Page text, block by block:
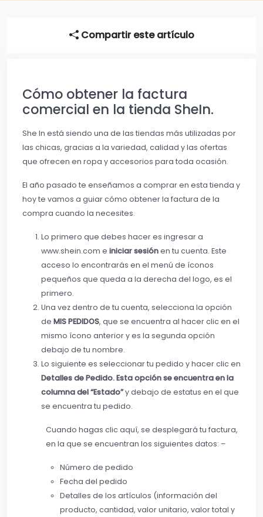
Compartir este artículo
Cómo obtener la factura
comercial en la tienda SheIn.
She In está siendo una de las tiendas más utilizadas por
las chicas, gracias a la variedad, calidad y las ofertas
que ofrecen en ropa y accesorios para toda ocasión.
El año pasado te enseñamos a comprar en esta tienda y
hoy te vamos a guiar cómo obtener la factura de la
compra cuando la necesites.
Lo primero que debes hacer es ingresar a
www.shein.com e iniciar sesiónen tu cuenta. Este
acceso lo encontrarás en el menú de íconos
pequeños que queda a la derecha del logo, es el
primero.
Una vez dentro de tu cuenta, selecciona la opción
de MIS PEDIDOS, que se encuentra al hacer clic en el
mismo ícono anterior y es la segunda opción
debajo de tu nombre.
Lo siguiente es seleccionar tu pedido y hacer clic en
Detalles de Pedido. Esta opción se encuentra en la
columna del “Estado”y debajo de estatus en el que
se encuentra tu pedido.
Cuando hagas clic aquí, se desplegará tu factura,
en la que se encuentran los siguientes datos: –
Número de pedido
Fecha del pedido
Detalles de los artículos (información del
producto, cantidad, valor unitario, valor total y